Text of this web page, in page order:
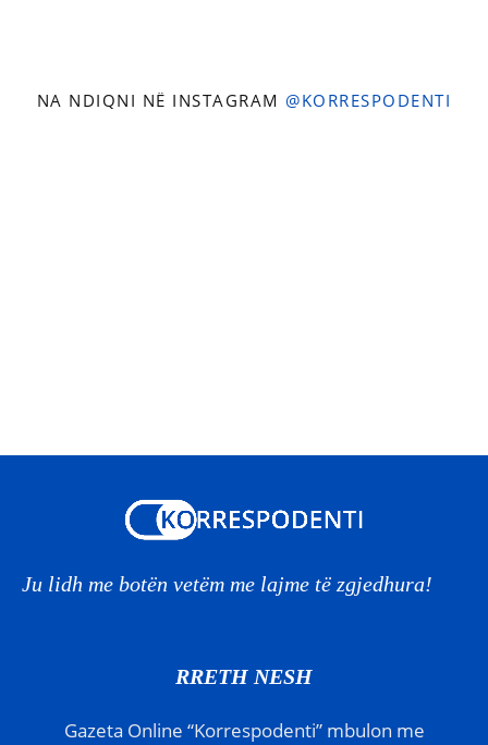
NA NDIQNI NË INSTAGRAM @KORRESPODENTI
Ju lidh me botën vetëm me lajme të zgjedhura!
RRETH NESH
Gazeta Online “Korrespodenti” mbulon me